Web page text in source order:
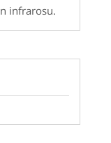
infrarosu.